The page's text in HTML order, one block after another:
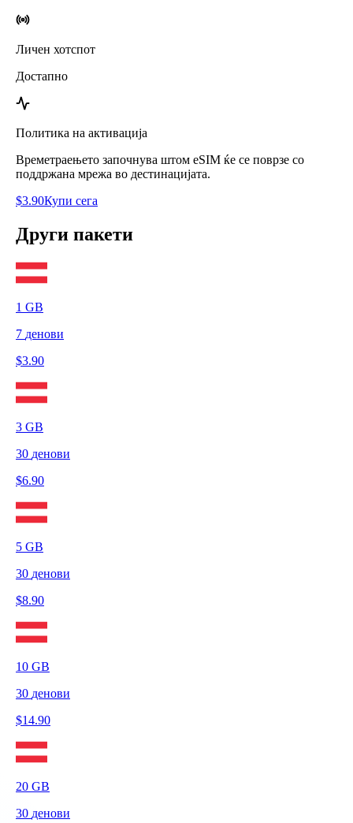
Личен хотспот
Достапно
Политика на активација
Времетраењето започнува штом eSIM ќе се поврзе со
поддржана мрежа во дестинацијата.
$3.90Купи сега
Други пакети
1 GB
7 денови
$3.90
3 GB
30 денови
$6.90
5 GB
30 денови
$8.90
10 GB
30 денови
$14.90
20 GB
30 денови